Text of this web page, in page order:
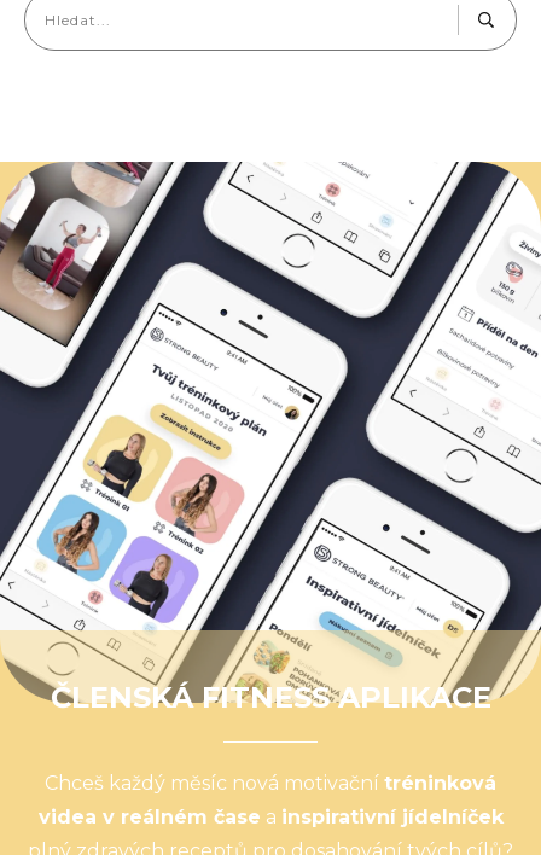
ČLENSKÁ FITNESS APLIKACE
Chceš každý měsíc nová motivační tréninková
videa v reálném čase a inspirativní jídelníček